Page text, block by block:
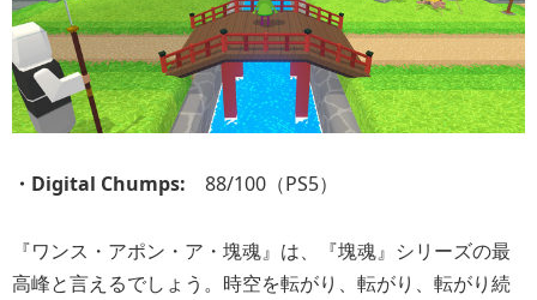
・Digital Chumps: 88/100（PS5）
『ワンス・アポン・ア・塊魂』は、『塊魂』シリーズの最
高峰と言えるでしょう。時空を転がり、転がり、転がり続